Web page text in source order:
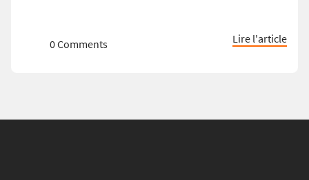
0 Comments Lire l'article